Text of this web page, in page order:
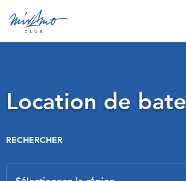
Location de
RECHERCHER